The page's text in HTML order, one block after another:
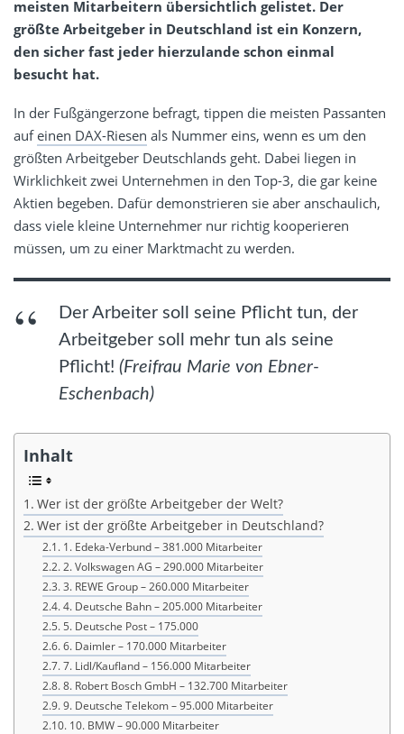
meisten Mitarbeitern übersichtlich gelistet. Der
größte Arbeitgeber in Deutschland ist ein Konzern,
den sicher fast jeder hierzulande schon einmal
besucht hat.
In der Fußgängerzone befragt, tippen die meisten Passanten
aufeinen DAX-Riesen als Nummer eins, wenn es um den
größten Arbeitgeber Deutschlands geht. Dabei liegen in
Wirklichkeit zwei Unternehmen in den Top-3, die gar keine
Aktien begeben. Dafür demonstrieren sie aber anschaulich,
dass viele kleine Unternehmer nur richtig kooperieren
müssen, um zu einer Marktmacht zu werden.
Der Arbeiter soll seine Pflicht tun, der
Arbeitgeber soll mehr tun als seine
Pflicht!(Freifrau Marie von Ebner-
Eschenbach)
Inhalt
Wer ist der größte Arbeitgeber der Welt?
Wer ist der größte Arbeitgeber in Deutschland?
1. Edeka-Verbund – 381.000 Mitarbeiter
2. Volkswagen AG – 290.000 Mitarbeiter
3. REWE Group – 260.000 Mitarbeiter
4. Deutsche Bahn – 205.000 Mitarbeiter
5. Deutsche Post – 175.000
6. Daimler – 170.000 Mitarbeiter
7. Lidl/Kaufland – 156.000 Mitarbeiter
8. Robert Bosch GmbH – 132.700 Mitarbeiter
9. Deutsche Telekom – 95.000 Mitarbeiter
10. BMW – 90.000 Mitarbeiter